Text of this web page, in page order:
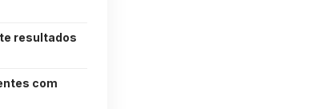
resultados
com